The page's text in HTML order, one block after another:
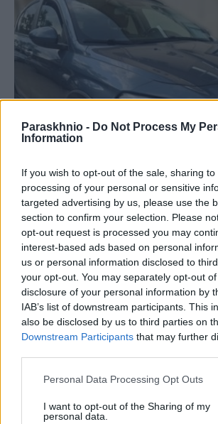
Paraskhnio - Do Not Process My
Information
If you wish to opt-out of the sale, sharing
processing of your personal or sensitive
targeted advertising by us, please use the
section to confirm your selection. Please
opt-out request is processed you may
interest-based ads based on personal
us or personal information disclosed to
your opt-out. You may separately opt-out
disclosure of your personal information by
IAB’s list of downstream participants. This
also be disclosed by us to third parties on
Downstream Participants that may further
Please note that this website/app uses one
not limited to your visit or usage behaviour.
grant or deny consent to Google and its
Personal Data Processing Opt Outs
I want to opt-out of the Sharing of my
personal data.
ΕΛΛΆΔΑ
Ροδόπη: Δύο συλλήψεις για
μεταναστών
ΑΝΑΡΤΗΘΗΚΕ ΑΠΟΕΛΕΑΝΑ ΖΑΜΠΑΡΑ 9 ΑΥΓΟΎΣΤΟΥ